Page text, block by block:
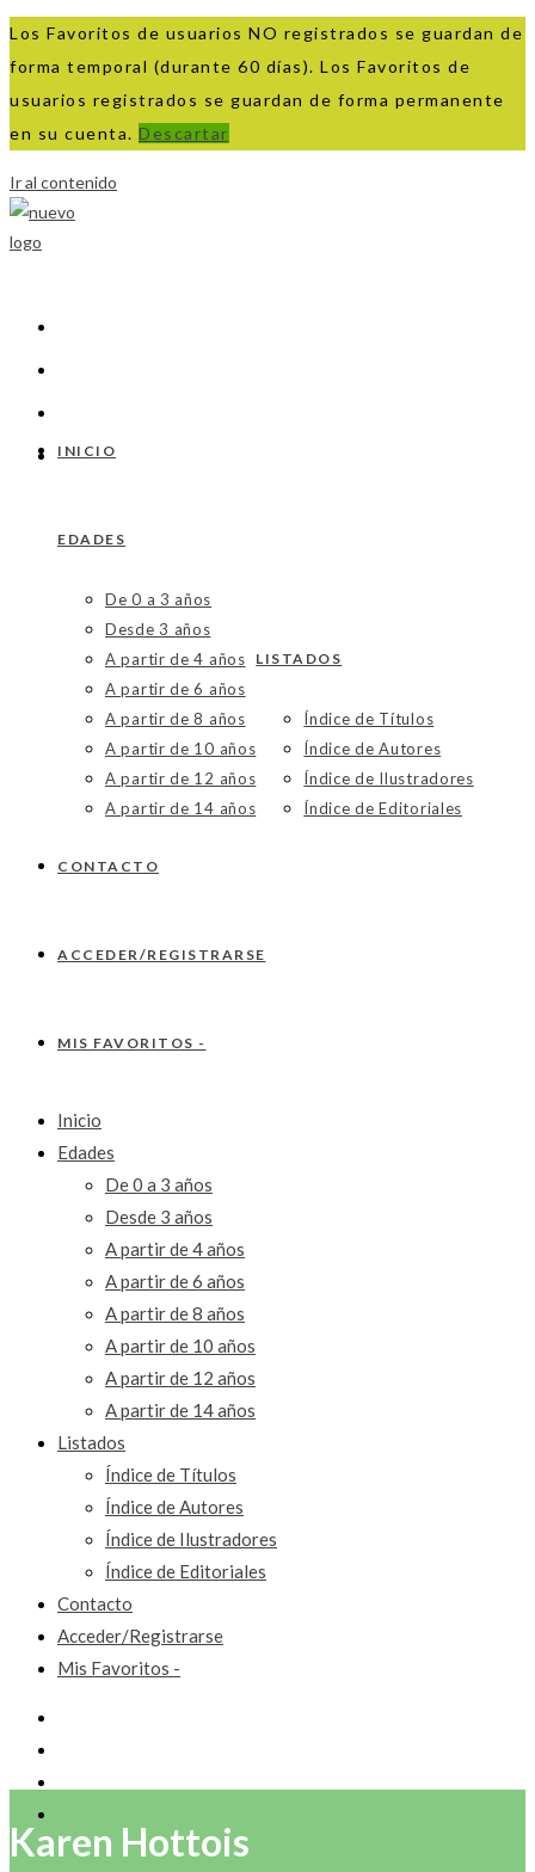
Los Favoritos de usuarios NO registrados se guardan de
forma temporal (durante 60 días). Los Favoritos de
usuarios registrados se guardan de forma permanente
en su cuenta. Descartar
Ir al contenido
INICIO
EDADES
De 0 a 3 años
Desde 3 años
A partir de 4 años
A partir de 6 años
A partir de 8 años
A partir de 10 años
A partir de 12 años
A partir de 14 años
LISTADOS
Índice de Títulos
Índice de Autores
Índice de Ilustradores
Índice de Editoriales
CONTACTO
ACCEDER/REGISTRARSE
MIS FAVORITOS -
Inicio
Edades
De 0 a 3 años
Desde 3 años
A partir de 4 años
A partir de 6 años
A partir de 8 años
A partir de 10 años
A partir de 12 años
A partir de 14 años
Listados
Índice de Títulos
Índice de Autores
Índice de Ilustradores
Índice de Editoriales
Contacto
Acceder/Registrarse
Mis Favoritos -
Karen Hottois